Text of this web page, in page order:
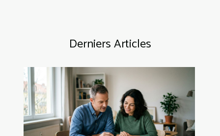
Derniers Articles